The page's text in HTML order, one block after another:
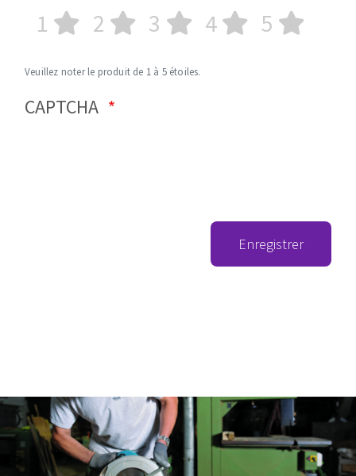
1 2 3 4 5
Veuillez noter le produit de 1 à 5 étoiles.
CAPTCHA
Enregistrer